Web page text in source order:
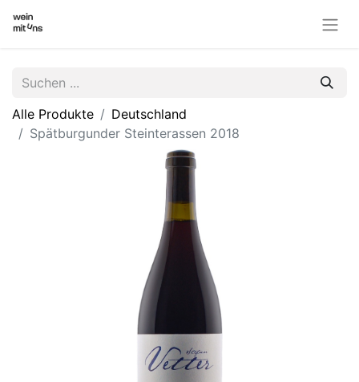
Alle Produkte
Deutschland
Spätburgunder Steinterassen 2018